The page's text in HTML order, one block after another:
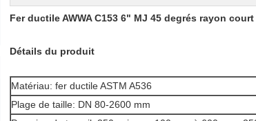
Fer ductile AWWA C153 6" MJ 45 degrés rayon
Détails du produit
Matériau: fer ductile ASTM A536
Plage de taille: DN 80-2600 mm